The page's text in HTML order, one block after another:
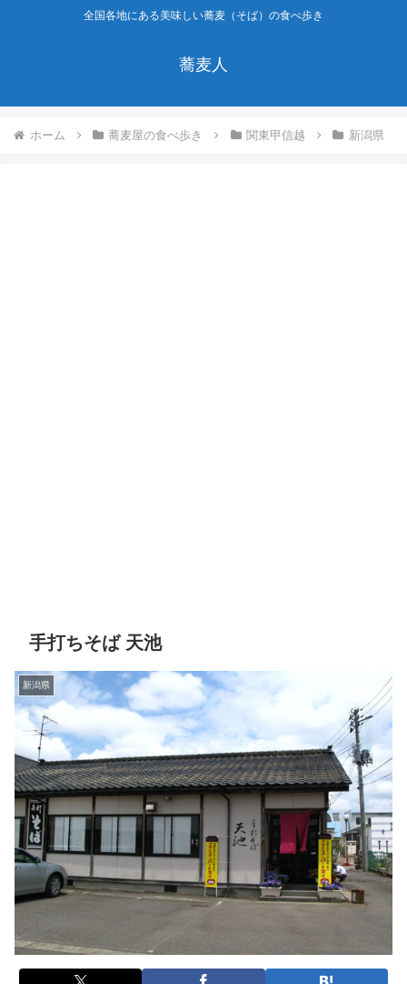
全国各地にある美味しい蕎麦（そば）の食べ歩き
蕎麦人
ホーム 蕎麦屋の食べ歩き 関東甲信越 新潟県
手打ちそば 天池
新潟県